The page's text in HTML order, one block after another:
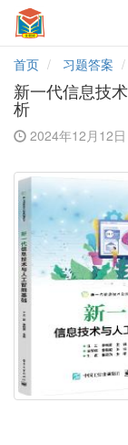
首页
习题答案
新一代信息技
析
2024年12月12